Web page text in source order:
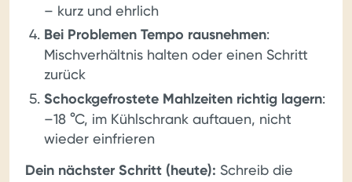
– kurz und ehrlich
Bei Problemen Tempo rausnehmen:
Mischverhältnis halten oder einen Schritt
zurück
Schockgefrostete Mahlzeiten richtig lagern:
–18 °C, im Kühlschrank auftauen, nicht
wieder einfrieren
Dein nächster Schritt (heute): Schreib die